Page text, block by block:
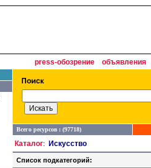
press-обозрение объявления
Всего ресурсов : (97718)
Каталог: Искусство
Список подкатегорий: